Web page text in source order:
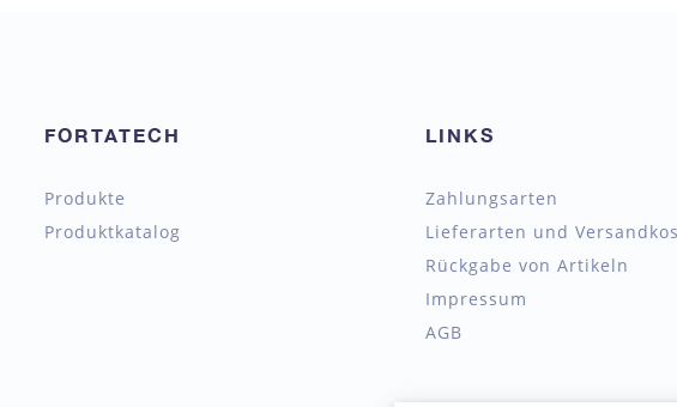
FORTATECH
Produkte
Produktkatalog
LINKS
Zahlungsarten
Lieferarten und
Rückgabe von Artikeln
Impressum
AGB